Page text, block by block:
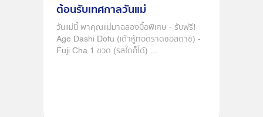
ต้อนรับเทศกาลวันแม่
วันแม่นี้ พาคุณแม่มาฉลองมื้อพิเศษ - รับฟรี!
Age Dashi Dofu (เต้าหู้ทอดราดซอสดาชิ) -
Fuji Cha 1 ขวด (รสใดก็ได้) ...